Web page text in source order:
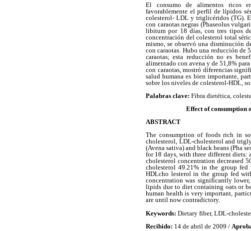
El consumo de alimentos ricos
favorablemente el perfil de lípidos
colesterol- LDL y triglicéridos (TG).
con caraotas negras (Phaseolus
libitum por 18 días, con tres tipos
concentración del colesterol total
mismo, se observó una disminución
con caraotas. Hubo una reducción
caraotas; esta reducción no es
alimentado con avena y de 51,8%
con caraotas, mostró diferencias
salud humana es bien importante,
sobre los niveles de colesterol-HDL,
Palabras clave: Fibra dietética,
Effect of consumption
ABSTRACT
The consumption of foods rich in
cholesterol, LDL-cholesterol and
(Avena sativa) and black beans (Pha
for 18 days, with three different diets:
cholesterol concentration decreased
cholesterol 49.21% in the group fed
HDLcho lesterol in the group fed
concentration was significantly
lipids due to diet containing oats or
human health is very important,
are until now contradictory.
Keywords: Dietary fiber, LDL-
Recibido: 14 de abril de 2009 /